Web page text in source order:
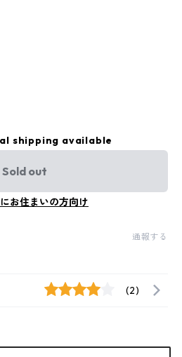
shipping available
Sold out
お住まいの方向け
通報する
(2)